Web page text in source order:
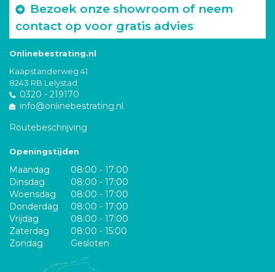
Bezoek onze showroom of neem
contact op voor gratis advies
Onlinebestrating.nl
Kaapstanderweg 41
8243 RB Lelystad
0320 - 219170
info@onlinebestrating.nl
Routebeschrijving
Openingstijden
Maandag
08:00 - 17:00
Dinsdag
08:00 - 17:00
Woensdag
08:00 - 17:00
Donderdag
08:00 - 17:00
Vrijdag
08:00 - 17:00
Zaterdag
08:00 - 15:00
Zondag
Gesloten